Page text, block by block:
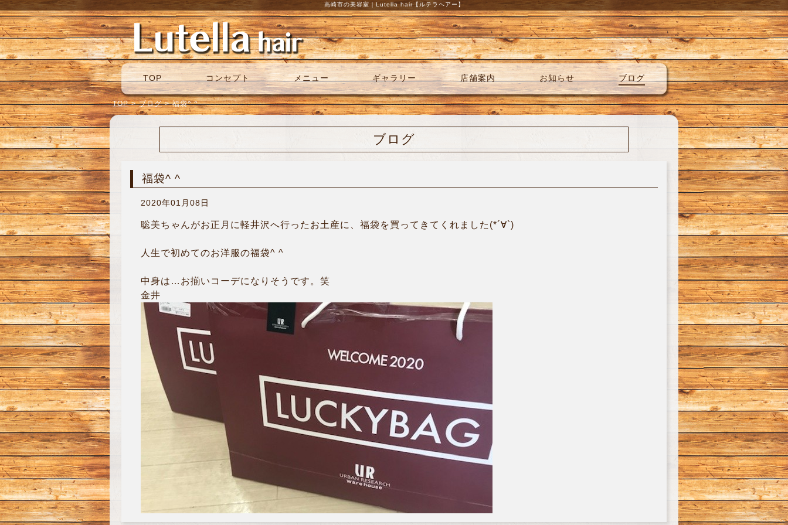
高崎市の美容室｜Lutella hair【ルテラヘアー】
TOP コンセプト メニュー ギャラリー 店舗案内 お知らせ ブログ
TOP > ブログ > 福袋^ ^
ブログ
福袋^ ^
2020年01月08日
聡美ちゃんがお正月に軽井沢へ行ったお土産に、福袋を買ってきてくれました(*´∀`)
人生で初めてのお洋服の福袋^ ^
中身は…お揃いコーデになりそうです。笑
金井